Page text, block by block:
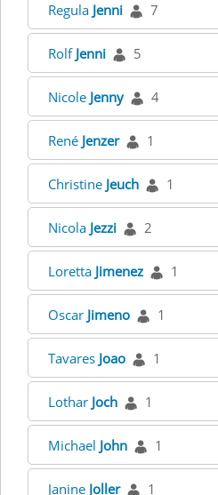
Regula Jenni 7
Rolf Jenni 5
Nicole Jenny 4
René Jenzer 1
Christine Jeuch 1
Nicola Jezzi 2
Loretta Jimenez 1
Oscar Jimeno 1
Tavares Joao 1
Lothar Joch 1
Michael John 1
Janine Joller 1